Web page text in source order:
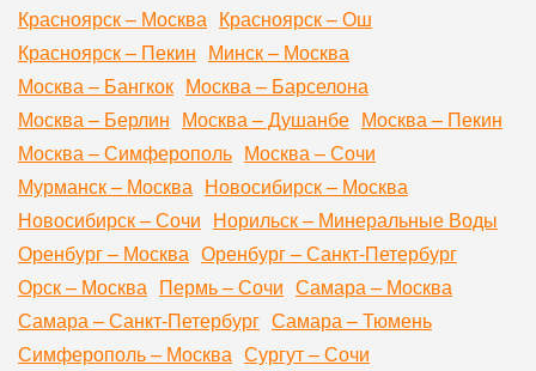
Красноярск – Москва Красноярск – Ош
Красноярск – Пекин Минск – Москва
Москва – Бангкок Москва – Барселона
Москва – Берлин Москва – Душанбе Москва – Пекин
Москва – Симферополь Москва – Сочи
Мурманск – Москва Новосибирск – Москва
Новосибирск – Сочи Норильск – Минеральные Воды
Оренбург – Москва Оренбург – Санкт-Петербург
Орск – Москва Пермь – Сочи Самара – Москва
Самара – Санкт-Петербург Самара – Тюмень
Симферополь – Москва Сургут – Сочи